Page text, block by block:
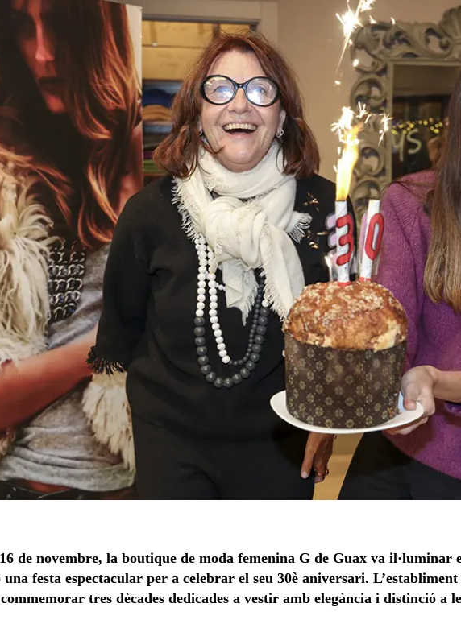
de novembre, la boutique de moda femenina G de Guax va
una festa espectacular per a celebrar el seu 30è aniversari.
tres dècades dedicades a vestir amb elegància i distinció a